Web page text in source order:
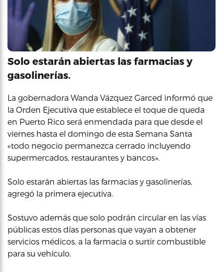
Solo estarán abiertas las farmacias y
gasolinerías.
La gobernadora Wanda Vázquez Garced informó que
la Orden Ejecutiva que establece el toque de queda
en Puerto Rico será enmendada para que desde el
viernes hasta el domingo de esta Semana Santa
«todo negocio permanezca cerrado incluyendo
supermercados, restaurantes y bancos».
Solo estarán abiertas las farmacias y gasolinerías,
agregó la primera ejecutiva.
Sostuvo además que solo podrán circular en las vías
públicas estos días personas que vayan a obtener
servicios médicos, a la farmacia o surtir combustible
para su vehículo.